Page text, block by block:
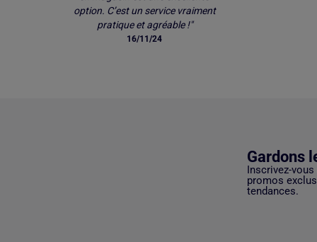
option. C’est un service vraiment
pratique et agréable !"
16/11/24
Gardons
Inscrivez-
promos
tendances.